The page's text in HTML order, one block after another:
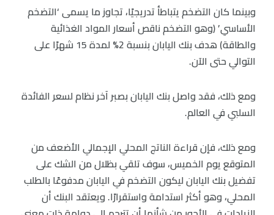
وبينما كان التضخم يتباطأ تدريجيًا، تجاوز ما يسمى ‘التضخم
الأساسي’ (وهو التضخم ناقص أسعار المواد الغذائية
والطاقة) هدف بنك اليابان بنسبة 2% لمدة 15 شهرًا على
التوالي حتى الآن.
ومع ذلك، فقد واصل بنك اليابان بصبر آخر نظام لسعر الفائدة
السلبي في العالم.
ومع ذلك، فإن قراءة الناتج المحلي الإجمالي الأضعف من
المتوقع يوم الخميس، سوف تلقي بظلال من الشك على
تفضيل بنك اليابان ليكون التضخم في اليابان مدفوعًا بالطلب
المحلي، وهو أكثر استدامة واستقرارًا. ويعتقد البنك أن